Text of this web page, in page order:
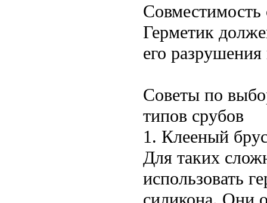
Совместимость
Герметик
его
Советы по
типов срубов
1. Клееный
Для таких
использовать